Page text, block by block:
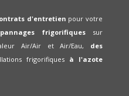
d'entretien pour votre
frigorifiquessur
Air/Air et Air/Eau, des
frigorifiques à l'azote